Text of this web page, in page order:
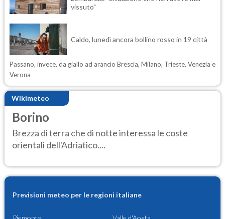
vissuto"
Caldo, lunedì ancora bollino rosso in 19 città
Passano, invece, da giallo ad arancio Brescia, Milano, Trieste, Venezia e
Verona
Wikimeteo
Borino
Brezza di terra che di notte interessa le coste
orientali dell'Adriatico....
Previsioni meteo per le regioni italiane